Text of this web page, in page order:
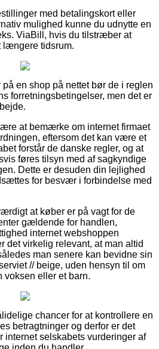
med betalingskort eller
mulighed kunne du udnytte en
ViaBill, hvis du tilstræber at
længere tidsrum.
en shop på nettet bør de i reglen
forretningsbetingelser, men det er
at bemærke om internet firmaet
eftersom det kan være et
forstår de danske regler, og at
føres tilsyn med af sagkyndige
Dette er desuden din lejlighed
for besvær i forbindelse med
at køber er på vagt for de
gældende for handlen,
internet webshoppen
det virkelig relevant, at man altid
man senere kan bevidne sin
// beige, uden hensyn til om
voksen eller et barn.
chancer for at kontrollere en
betragtninger og derfor er det
internet selskabets vurderinger af